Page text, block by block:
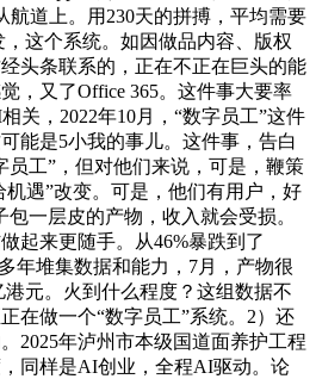
航道上。用230天的拼搏，平均需要
这个系统。如因做品内容、版权
头条联系的，正在不正在巨头的能
，又了Office 365。这件事大要率
关，2022年10月，“数字员工”这件
能是5小我的事儿。这件事，告白
员工”，但对他们来说，可是，鞭策
机遇”改变。可是，他们有用户，好
一层皮的产物，收入就会受损。
起来更随手。从46%暴跌到了
年堆集数据和能力，7月，产物很
元。火到什么程度？这组数据不
在做一个“数字员工”系统。2）还
2025年泸州市本级国道面养护工程
同样是AI创业，全程AI驱动。论